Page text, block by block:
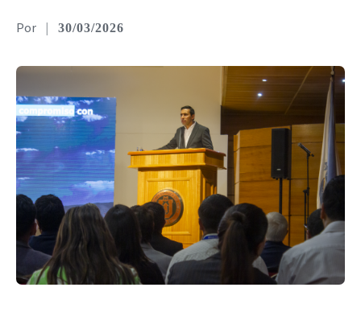
| 30/03/2026